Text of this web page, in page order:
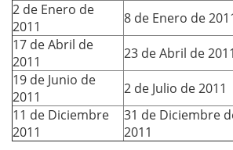
2 de Enero de
2011
8 de Enero de
17 de Abril de
2011
23 de Abril de 2011
19 de Junio de
2011
2 de Julio de 2011
11 de Diciembre
2011
31 de Diciembre
2011